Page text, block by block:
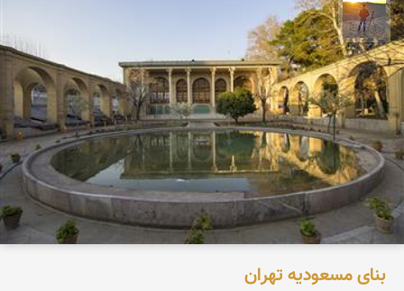
مهدی مخلصیان
بنای مسعودیه تهران